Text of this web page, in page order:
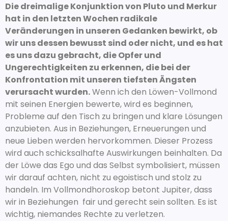
Die dreimalige Konjunktion von Pluto und Merkur
hat in den letzten Wochen radikale
Veränderungen in unseren Gedanken bewirkt, ob
wir uns dessen bewusst sind oder nicht, und es hat
es uns dazu gebracht, die Opfer und
Ungerechtigkeiten zu erkennen, die bei der
Konfrontation mit unseren tiefsten Ängsten
verursacht wurden.Wenn ich den Löwen-Vollmond
mit seinen Energien bewerte, wird es beginnen,
Probleme auf den Tisch zu bringen und klare Lösungen
anzubieten. Aus in Beziehungen, Erneuerungen und
neue Lieben werden hervorkommen. Dieser Prozess
wird auch schicksalhafte Auswirkungen beinhalten. Da
der Löwe das Ego und das Selbst symbolisiert, müssen
wir darauf achten, nicht zu egoistisch und stolz zu
handeln. Im Vollmondhoroskop betont Jupiter, dass
wir in Beziehungen fair und gerecht sein sollten. Es ist
wichtig, niemandes Rechte zu verletzen.